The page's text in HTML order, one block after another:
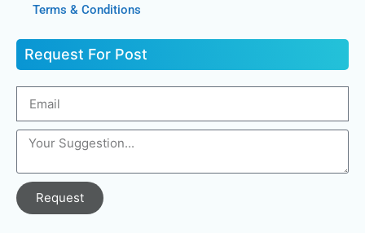
Terms & Conditions
Request For Post
Request